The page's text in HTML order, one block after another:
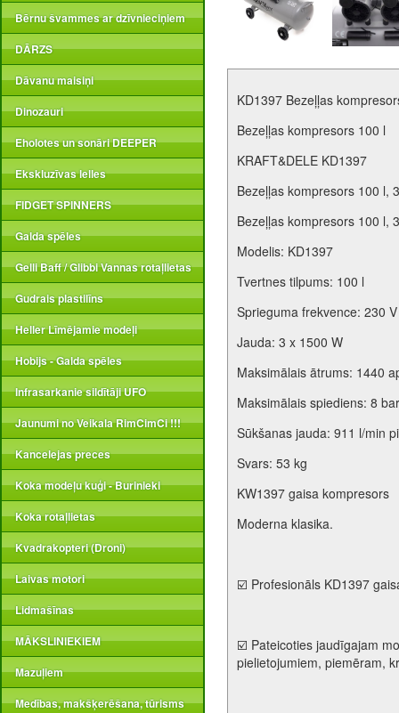
Bērnu švammes ar dzīvnieciņiem
DĀRZS
Dāvanu maisiņi
Dinozauri
Eholotes un sonāri DEEPER
Ekskluzīvas lelles
FIDGET SPINNERS
Galda spēles
Gelli Baff / Glibbi Vannas rotaļlietas
Gudrais plastilīns
Heller Līmējamie modeļi
Hobijs - Galda spēles
Infrasarkanie sildītāji UFO
Jaunumi no Veikala RimCimCi !!!
Kancelejas preces
Koka modeļu kuģi - Burinieki
Koka rotaļlietas
Kvadrakopteri (Droni)
Laivas motori
Lidmašīnas
MĀKSLINIEKIEM
Mazuļiem
Medības, makšķerēšana, tūrisms
KD1397 Bezeļļas
Bezeļļas kompresors 100 l
KRAFT&DELE KD1397
Bezeļļas kompresors 100 l,
Bezeļļas kompresors 100 l,
Modelis: KD1397
Tvertnes tilpums: 100 l
Sprieguma frekvence: 230
Jauda: 3 x 1500 W
Maksimālais ātrums: 1440
Maksimālais spiediens: 8 bar
Sūkšanas jauda: 911 l/min
Svars: 53 kg
KW1397 gaisa kompresors
Moderna klasika.
☑️ Profesionāls KD1397
☑️ Pateicoties jaudīgajam
pielietojumiem, piemēram,